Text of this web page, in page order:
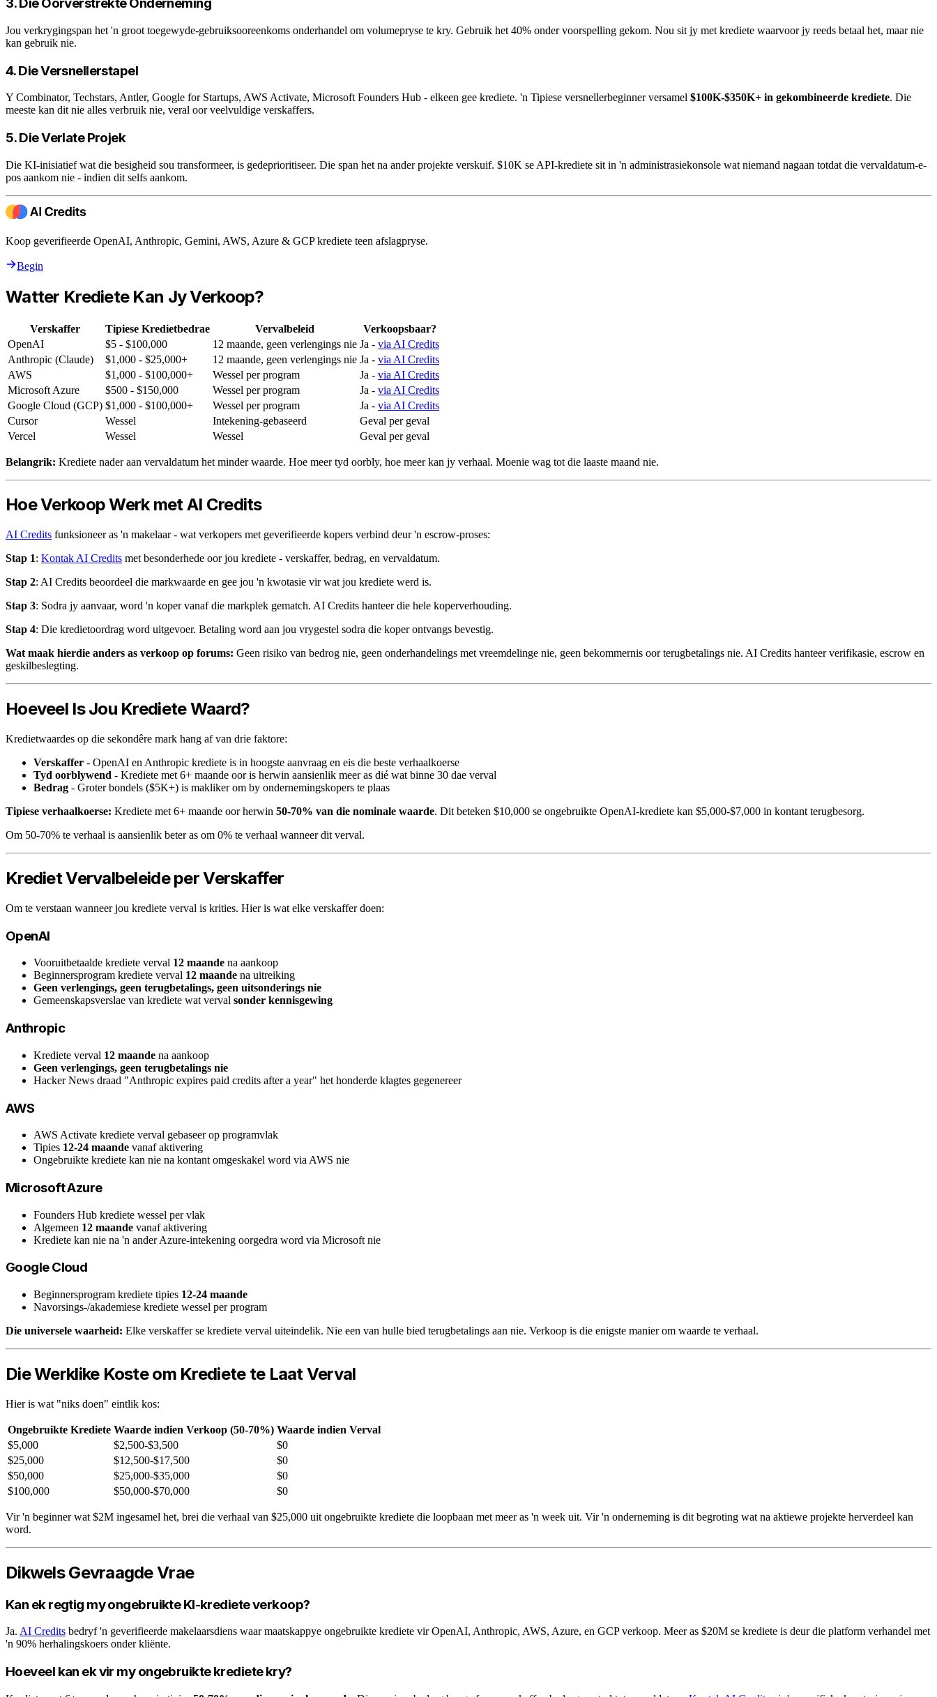
Jou verkrygingspan het 'n groot toegewyde-gebruiksooreenkoms onderhandel om volumepryse te kry. Gebruik het 40% onder voorspelling gekom. Nou sit jy met krediete waarvoor jy reeds betaal het, maar nie
kan gebruik nie.
4. Die Versnellerstapel
Y Combinator, Techstars, Antler, Google for Startups, AWS Activate, Microsoft Founders Hub - elkeen gee krediete. 'n Tipiese versnellerbeginner versamel $100K-$350K+ in gekombineerde krediete. Die
meeste kan dit nie alles verbruik nie, veral oor veelvuldige verskaffers.
5. Die Verlate Projek
Die KI-inisiatief wat die besigheid sou transformeer, is gedeprioritiseer. Die span het na ander projekte verskuif. $10K se API-krediete sit in 'n administrasiekonsole wat niemand nagaan totdat die vervaldatum-e-
pos aankom nie - indien dit selfs aankom.
Koop geverifieerde OpenAI, Anthropic, Gemini, AWS, Azure & GCP krediete teen afslagpryse.
Begin
Watter Krediete Kan Jy Verkoop?
Verskaffer Tipiese Kredietbedrae Vervalbeleid
Verkoopsbaar?
OpenAI
$5 - $100,000 12 maande, geen verlengings nie Ja - via AI Credits
Anthropic (Claude)
$1,000 - $25,000+ 12 maande, geen verlengings nie Ja - via AI Credits
AWS
$1,000 - $100,000+ Wessel per program Ja - via AI Credits
Microsoft Azure
$500 - $150,000 Wessel per program Ja - via AI Credits
Google Cloud (GCP) $1,000 - $100,000+ Wessel per program Ja - via AI Credits
Cursor
Wessel Intekening-gebaseerd
Geval per geval
Vercel
Wessel Wessel Geval per geval
Belangrik: Krediete nader aan vervaldatum het minder waarde. Hoe meer tyd oorbly, hoe meer kan jy verhaal. Moenie wag tot die laaste maand nie.
Hoe Verkoop Werk met AI Credits
AI Credits funksioneer as 'n makelaar - wat verkopers met geverifieerde kopers verbind deur 'n escrow-proses:
Stap 1: Kontak AI Credits met besonderhede oor jou krediete - verskaffer, bedrag, en vervaldatum.
Stap 2: AI Credits beoordeel die markwaarde en gee jou 'n kwotasie vir wat jou krediete werd is.
Stap 3: Sodra jy aanvaar, word 'n koper vanaf die markplek gematch. AI Credits hanteer die hele koperverhouding.
Stap 4: Die kredietoordrag word uitgevoer. Betaling word aan jou vrygestel sodra die koper ontvangs bevestig.
Wat maak hierdie anders as verkoop op forums: Geen risiko van bedrog nie, geen onderhandelings met vreemdelinge nie, geen bekommernis oor terugbetalings nie. AI Credits hanteer verifikasie, escrow en
geskilbeslegting.
Hoeveel Is Jou Krediete Waard?
Kredietwaardes op die sekondêre mark hang af van drie faktore:
Verskaffer - OpenAI en Anthropic krediete is in hoogste aanvraag en eis die beste verhaalkoerse
Tyd oorblywend - Krediete met 6+ maande oor is herwin aansienlik meer as dié wat binne 30 dae verval
Bedrag - Groter bondels ($5K+) is makliker om by ondernemingskopers te plaas
Tipiese verhaalkoerse: Krediete met 6+ maande oor herwin 50-70% van die nominale waarde. Dit beteken $10,000 se ongebruikte OpenAI-krediete kan $5,000-$7,000 in kontant terugbesorg.
Om 50-70% te verhaal is aansienlik beter as om 0% te verhaal wanneer dit verval.
Krediet Vervalbeleide per Verskaffer
Om te verstaan wanneer jou krediete verval is krities. Hier is wat elke verskaffer doen:
OpenAI
Vooruitbetaalde krediete verval 12 maande na aankoop
Beginnersprogram krediete verval 12 maande na uitreiking
Geen verlengings, geen terugbetalings, geen uitsonderings nie
Gemeenskapsverslae van krediete wat verval sonder kennisgewing
Anthropic
Krediete verval 12 maande na aankoop
Geen verlengings, geen terugbetalings nie
Hacker News draad "Anthropic expires paid credits after a year" het honderde klagtes gegenereer
AWS
AWS Activate krediete verval gebaseer op programvlak
Tipies 12-24 maande vanaf aktivering
Ongebruikte krediete kan nie na kontant omgeskakel word via AWS nie
Microsoft Azure
Founders Hub krediete wessel per vlak
Algemeen 12 maande vanaf aktivering
Krediete kan nie na 'n ander Azure-intekening oorgedra word via Microsoft nie
Google Cloud
Beginnersprogram krediete tipies 12-24 maande
Navorsings-/akademiese krediete wessel per program
Die universele waarheid: Elke verskaffer se krediete verval uiteindelik. Nie een van hulle bied terugbetalings aan nie. Verkoop is die enigste manier om waarde te verhaal.
Die Werklike Koste om Krediete te Laat Verval
Hier is wat "niks doen" eintlik kos:
Ongebruikte Krediete Waarde indien Verkoop (50-70%) Waarde indien Verval
$5,000
$2,500-$3,500
$0
$25,000
$12,500-$17,500
$0
$50,000
$25,000-$35,000
$0
$100,000
$50,000-$70,000 $0
Vir 'n beginner wat $2M ingesamel het, brei die verhaal van $25,000 uit ongebruikte krediete die loopbaan met meer as 'n week uit. Vir 'n onderneming is dit begroting wat na aktiewe projekte herverdeel kan
word.
Dikwels Gevraagde Vrae
Kan ek regtig my ongebruikte KI-krediete verkoop?
Ja. AI Credits bedryf 'n geverifieerde makelaarsdiens waar maatskappye ongebruikte krediete vir OpenAI, Anthropic, AWS, Azure, en GCP verkoop. Meer as $20M se krediete is deur die platform verhandel met
'n 90% herhalingskoers onder kliënte.
Hoeveel kan ek vir my ongebruikte krediete kry?